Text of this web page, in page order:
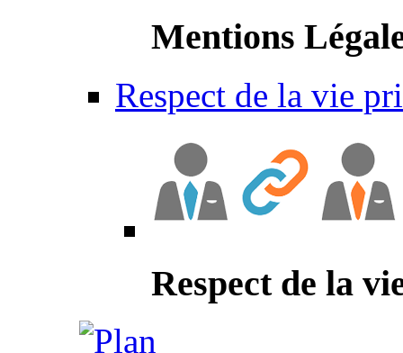
Mentions
Respect de la vie
Respect de la